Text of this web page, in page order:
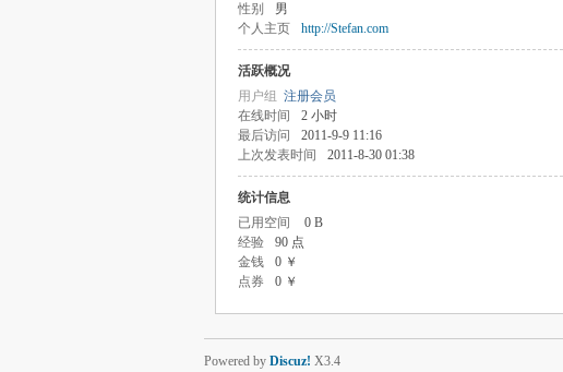
性别 男
个人主页
http://Stefan.com
活跃概况
用户组 注册会员
在线时间
2 小时
最后访问
2011-9-9 11:16
上次发表时间
2011-8-30 01:38
统计信息
已用空间
0 B
经验
90 点
金钱
0 ￥
点券
0 ￥
Powered by Discuz! X3.4